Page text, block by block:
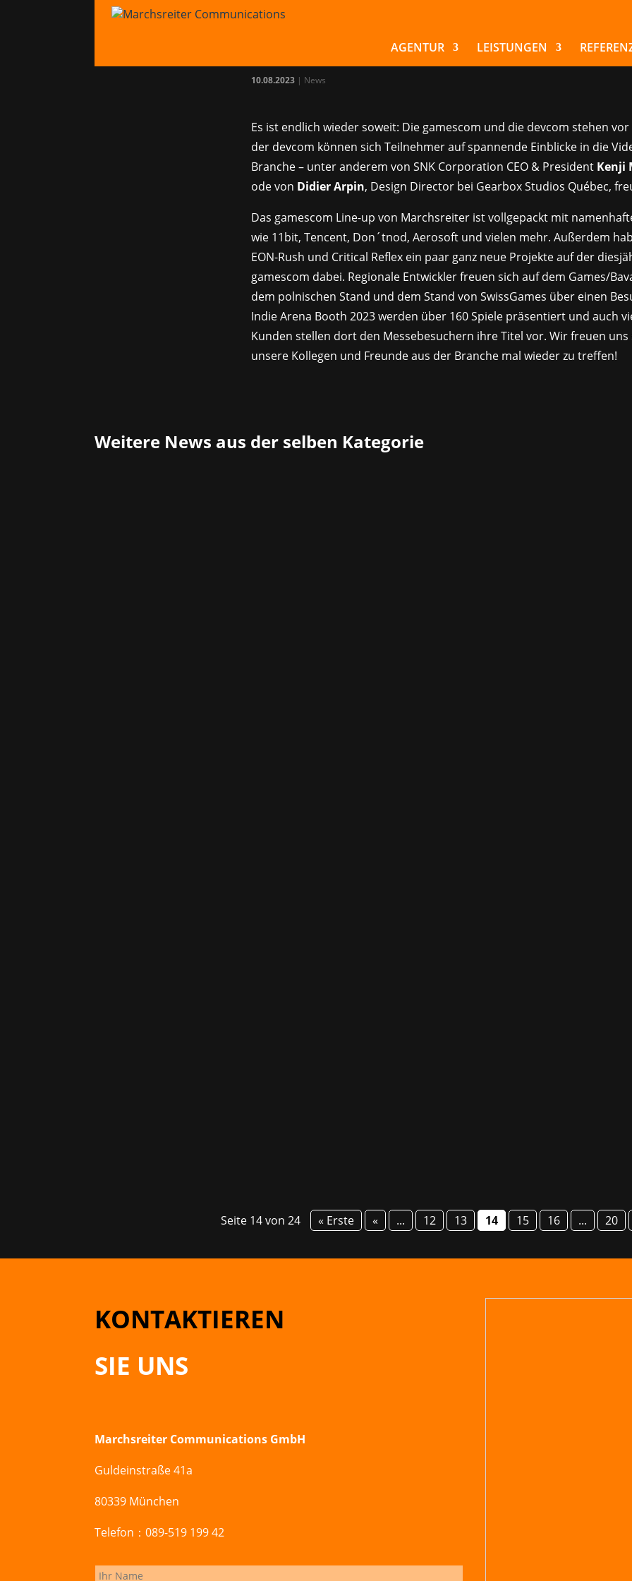
AGENTUR LEISTUNGEN
Die gamescom steht vor
10.08.2023| News
Es ist endlich wieder soweit: Die gamescom und die devcom stehen
der devcom können sich Teilnehmer auf spannende Einblicke in die
Branche – unter anderem von SNK Corporation CEO & President Kenji
ode von Didier Arpin, Design Director bei Gearbox Studios Québec,
Das gamescom Line-up von Marchsreiter ist vollgepackt mit
wie 11bit, Tencent, Don´tnod, Aerosoft und vielen mehr. Außerdem
EON-Rush und Critical Reflex ein paar ganz neue Projekte auf der
gamescom dabei. Regionale Entwickler freuen sich auf dem Games/
dem polnischen Stand und dem Stand von SwissGames über einen
Indie Arena Booth 2023 werden über 160 Spiele präsentiert und auch
Kunden stellen dort den Messebesuchern ihre Titel vor. Wir freuen uns
unsere Kollegen und Freunde aus der Branche mal wieder zu treffen!
Weitere News aus der selben Kategorie
Seite 14 von 24 « Erste « ... 12 13 14 15 16 ... 20
KONTAKTIEREN
SIE UNS
Marchsreiter Communications GmbH
Guldeinstraße 41a
80339 München
Telefon：089-519 199 42